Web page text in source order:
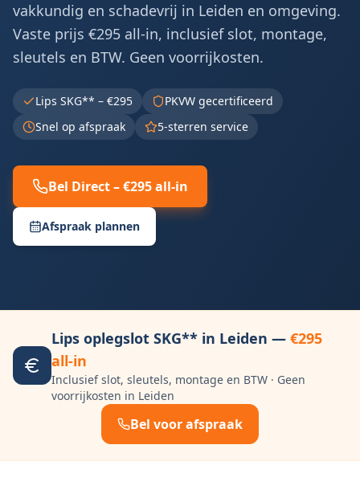
vakkundig en schadevrij in Leiden en omgeving.
Vaste prijs €295 all-in, inclusief slot, montage,
sleutels en BTW. Geen voorrijkosten.
Lips SKG** – €295
PKVW gecertificeerd
Snel op afspraak
5-sterren service
Bel Direct – €295 all-in
Afspraak plannen
Lips oplegslot SKG** in Leiden — €295
all-in
Inclusief slot, sleutels, montage en BTW · Geen
voorrijkosten in Leiden
Bel voor afspraak